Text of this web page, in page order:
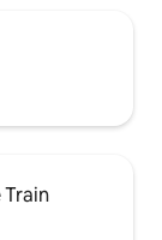
Train